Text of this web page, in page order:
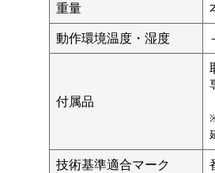
重量
動作環境温度・湿度
付属品
技術基準適合マーク